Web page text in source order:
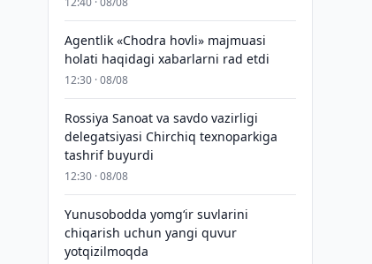
Agentlik «Chodra hovli» majmuasi
holati haqidagi xabarlarni rad etdi
12:30 · 08/08
Rossiya Sanoat va savdo vazirligi
delegatsiyasi Chirchiq texnoparkiga
tashrif buyurdi
12:30 · 08/08
Yunusobodda yomg‘ir suvlarini
chiqarish uchun yangi quvur
yotqizilmoqda